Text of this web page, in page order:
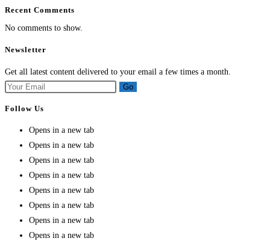
Recent Comments
No comments to show.
Newsletter
Get all latest content delivered to your email a few times a month.
Go
Follow Us
Opens in a new tab
Opens in a new tab
Opens in a new tab
Opens in a new tab
Opens in a new tab
Opens in a new tab
Opens in a new tab
Opens in a new tab